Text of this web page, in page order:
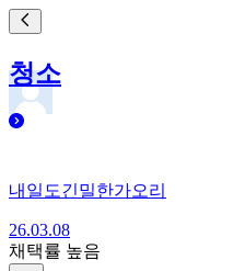
청소
내일도긴밀한가오리
26.03.08
채택률 높음